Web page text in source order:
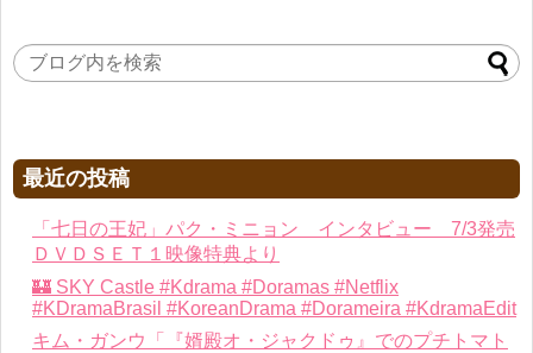
最近の投稿
「七日の王妃」パク・ミニョン インタビュー 7/3発売
ＤＶＤＳＥＴ１映像特典より
🏰 SKY Castle #Kdrama #Doramas #Netflix
#KDramaBrasil #KoreanDrama #Dorameira #KdramaEdit
キム・ガンウ「『婿殿オ・ジャクドゥ』でのプチトマト